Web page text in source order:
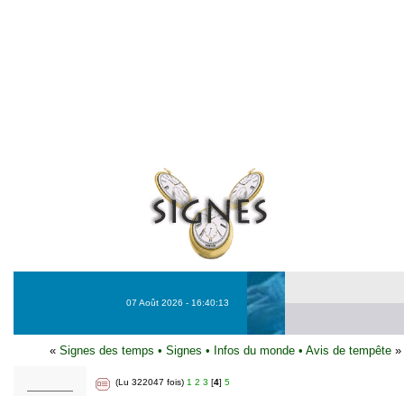
07 Août 2026 - 16:40:13
« Signes des temps • Signes • Infos du monde • Avis de tempête »
(Lu 322047 fois) 1 2 3 [4] 5